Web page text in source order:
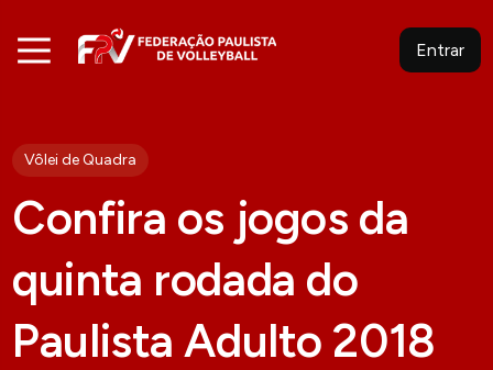
Entrar
Vôlei de Quadra
Confira os jogos da
quinta rodada do
Paulista Adulto 2018